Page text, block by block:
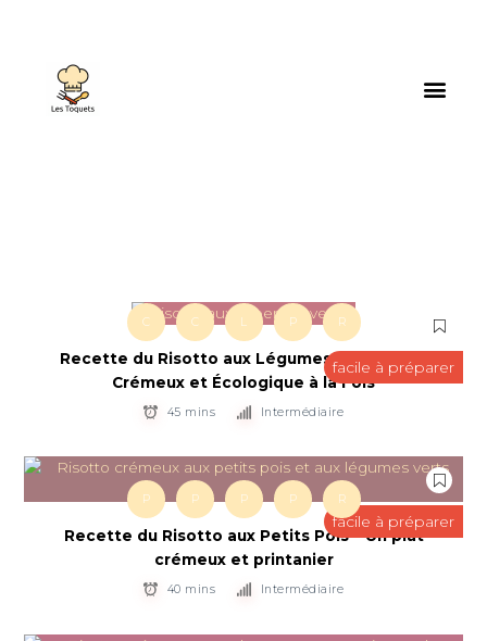
facile à préparer
C C L P R
Recette du Risotto aux Légumes de Saison –
Crémeux et Écologique à la Fois
45 mins Intermédiaire
facile à préparer
P P P P R
Recette du Risotto aux Petits Pois – Un plat
crémeux et printanier
40 mins Intermédiaire